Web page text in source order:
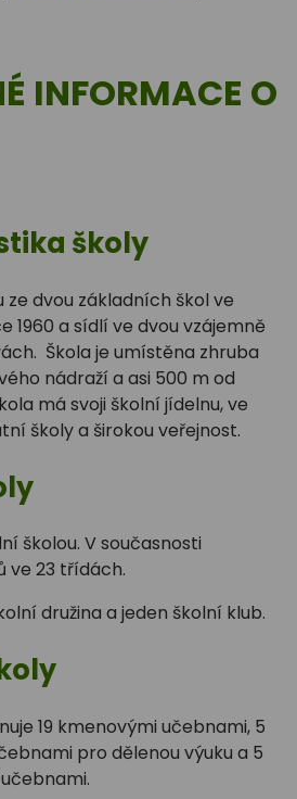
INFORMACE O
školy
ze dvou základních škol ve
1960 a sídlí ve dvou vzájemně
Škola je umístěna zhruba
nádraží a asi 500 m od
má svoji školní jídelnu, ve
školy a širokou veřejnost.
školou. V současnosti
ve 23 třídách.
družina a jeden školní klub.
19 kmenovými učebnami, 5
pro dělenou výuku a 5